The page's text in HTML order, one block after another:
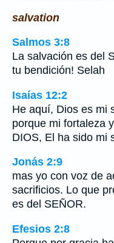
salvation
Salmos 3:8
La salvación es del
tu bendición! Selah
Isaías 12:2
He aquí, Dios es mi
porque mi fortaleza
DIOS, El ha sido mi
Jonás 2:9
mas yo con voz de
sacrificios. Lo que
es del SEÑOR.
Efesios 2:8